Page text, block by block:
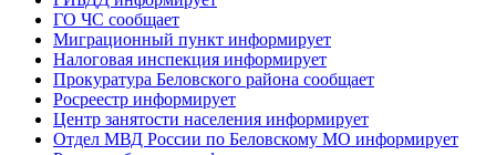
ГО ЧС сообщает
Миграционный пункт информирует
Налоговая инспекция информирует
Прокуратура Беловского района сообщает
Росреестр информирует
Центр занятости населения информирует
Отдел МВД России по Беловскому МО информирует